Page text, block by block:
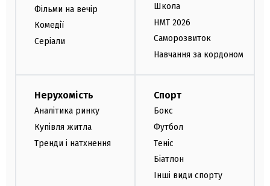
Фільми на вечір
Комедії
Серіали
Школа
НМТ 2026
Саморозвиток
Навчання за кордоном
Нерухомість
Аналітика ринку
Купівля житла
Тренди і натхнення
Спорт
Бокс
Футбол
Теніс
Біатлон
Інші види спорту